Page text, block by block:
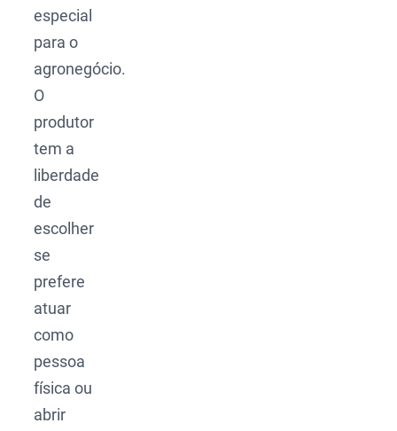
especial
para o
agronegócio.
O
produtor
tem a
liberdade
de
escolher
se
prefere
atuar
como
pessoa
física ou
abrir